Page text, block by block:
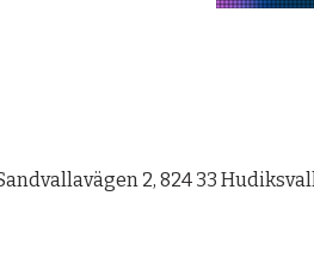
2, 824 33